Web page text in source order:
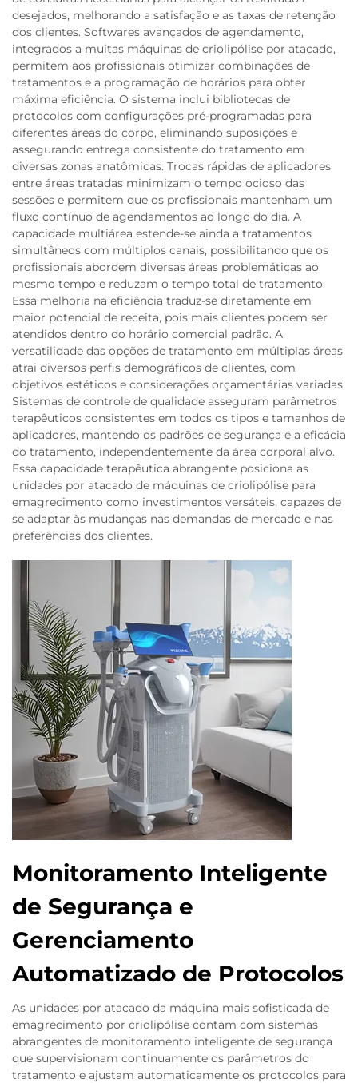
desejados, melhorando a satisfação e as taxas de retenção
dos clientes. Softwares avançados de agendamento,
integrados a muitas máquinas de criolipólise por atacado,
permitem aos profissionais otimizar combinações de
tratamentos e a programação de horários para obter
máxima eficiência. O sistema inclui bibliotecas de
protocolos com configurações pré-programadas para
diferentes áreas do corpo, eliminando suposições e
assegurando entrega consistente do tratamento em
diversas zonas anatômicas. Trocas rápidas de aplicadores
entre áreas tratadas minimizam o tempo ocioso das
sessões e permitem que os profissionais mantenham um
fluxo contínuo de agendamentos ao longo do dia. A
capacidade multiárea estende-se ainda a tratamentos
simultâneos com múltiplos canais, possibilitando que os
profissionais abordem diversas áreas problemáticas ao
mesmo tempo e reduzam o tempo total de tratamento.
Essa melhoria na eficiência traduz-se diretamente em
maior potencial de receita, pois mais clientes podem ser
atendidos dentro do horário comercial padrão. A
versatilidade das opções de tratamento em múltiplas áreas
atrai diversos perfis demográficos de clientes, com
objetivos estéticos e considerações orçamentárias variadas.
Sistemas de controle de qualidade asseguram parâmetros
terapêuticos consistentes em todos os tipos e tamanhos de
aplicadores, mantendo os padrões de segurança e a eficácia
do tratamento, independentemente da área corporal alvo.
Essa capacidade terapêutica abrangente posiciona as
unidades por atacado de máquinas de criolipólise para
emagrecimento como investimentos versáteis, capazes de
se adaptar às mudanças nas demandas de mercado e nas
preferências dos clientes.
Monitoramento Inteligente
de Segurança e
Gerenciamento
Automatizado de Protocolos
As unidades por atacado da máquina mais sofisticada de
emagrecimento por criolipólise contam com sistemas
abrangentes de monitoramento inteligente de segurança
que supervisionam continuamente os parâmetros do
tratamento e ajustam automaticamente os protocolos para